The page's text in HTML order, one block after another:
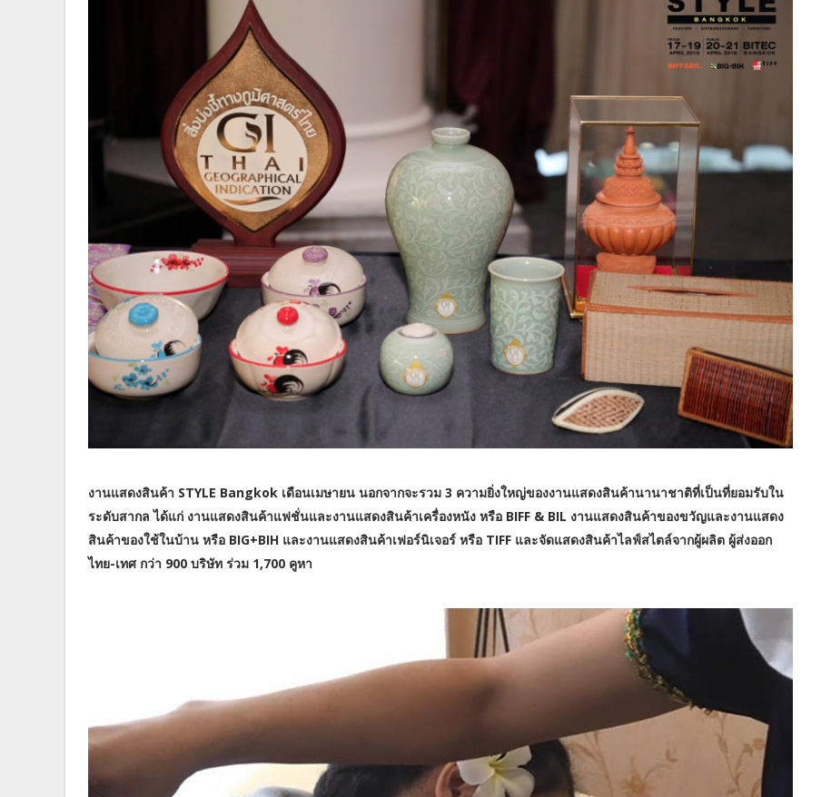
งานแสดงสินค้า STYLE Bangkok เดือนเมษายน นอกจากจะรวม 3 ความยิ่งใหญ่ของงานแสดงสินค้านานาชาติที่เป็นที่ยอมรับใน
ระดับสากล ได้แก่ งานแสดงสินค้าแฟชั่นและงานแสดงสินค้าเครื่องหนัง หรือ BIFF & BIL งานแสดงสินค้าของขวัญและงานแสดง
สินค้าของใช้ในบ้าน หรือ BIG+BIH และงานแสดงสินค้าเฟอร์นิเจอร์ หรือ TIFF และจัดแสดงสินค้าไลฟ์สไตล์จากผู้ผลิต ผู้ส่งออก
ไทย-เทศ กว่า 900 บริษัท ร่วม 1,700 คูหา